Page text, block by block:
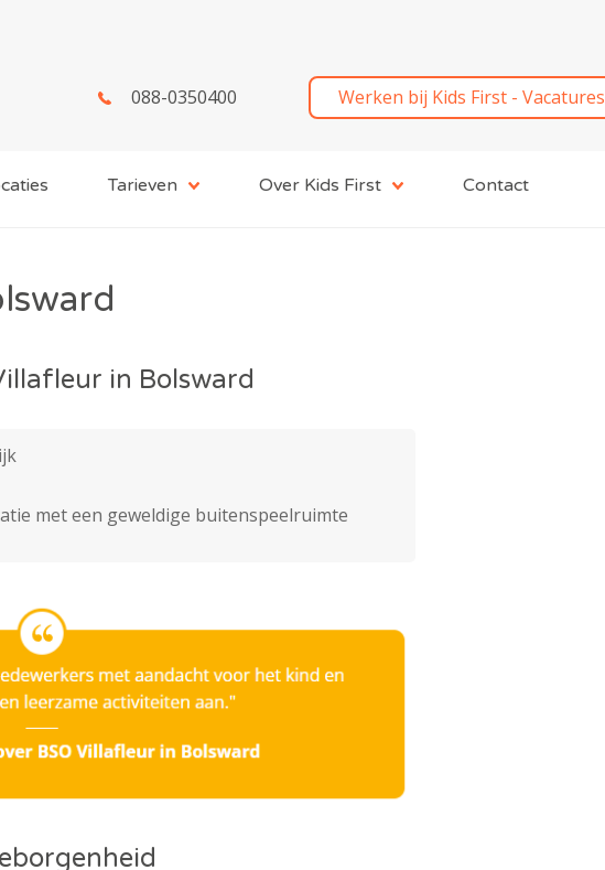
088-0350400 Werken bij Kids First - Vacatures
Tarieven Over Kids First Contact
in Bolsward
met een geweldige buitenspeelruimte